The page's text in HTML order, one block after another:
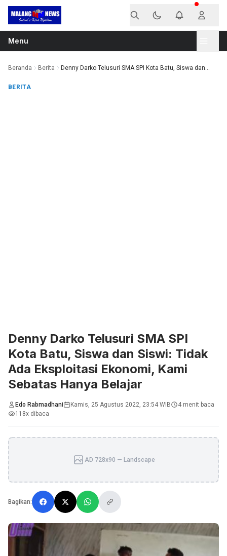
Langsung ke konten
Menu
Beranda Berita Denny Darko Telusuri SMA SPI Kota Batu, Siswa dan...
BERITA
Denny Darko Telusuri SMA SPI
Kota Batu, Siswa dan Siswi: Tidak
Ada Eksploitasi Ekonomi, Kami
Sebatas Hanya Belajar
Edo Rabmadhani Kamis, 25 Agustus 2022, 23:54 WIB
4 menit baca
118x dibaca
AD 728x90 — Landscape
Bagikan: